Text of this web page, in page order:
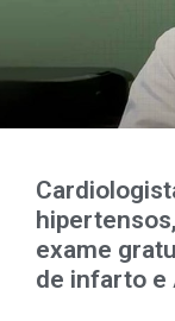
exame
de infarto e